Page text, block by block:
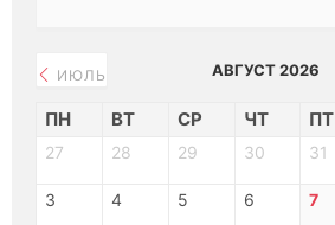
ИЮЛЬ АВГУСТ 2026
ПН ВТ СР ЧТ ПТ
27 28 29 30 31
3 4 5 6 7